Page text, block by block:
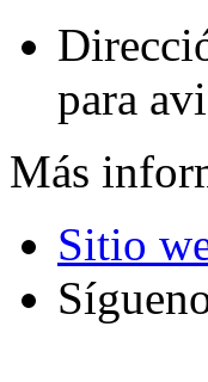
para
Más
Sitio